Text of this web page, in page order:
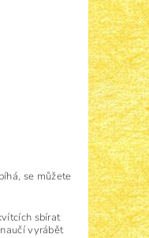
se můžete
sbírat
vyrábět